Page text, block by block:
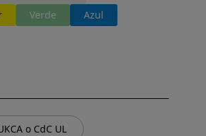
Verde
Azul
o CdC UL